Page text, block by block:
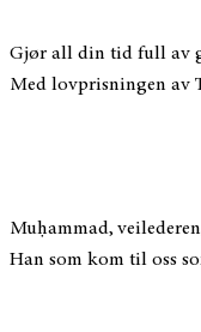
Gjør all din tid full av
Med lovprisningen av
Muḥammad,
Han som kom til oss